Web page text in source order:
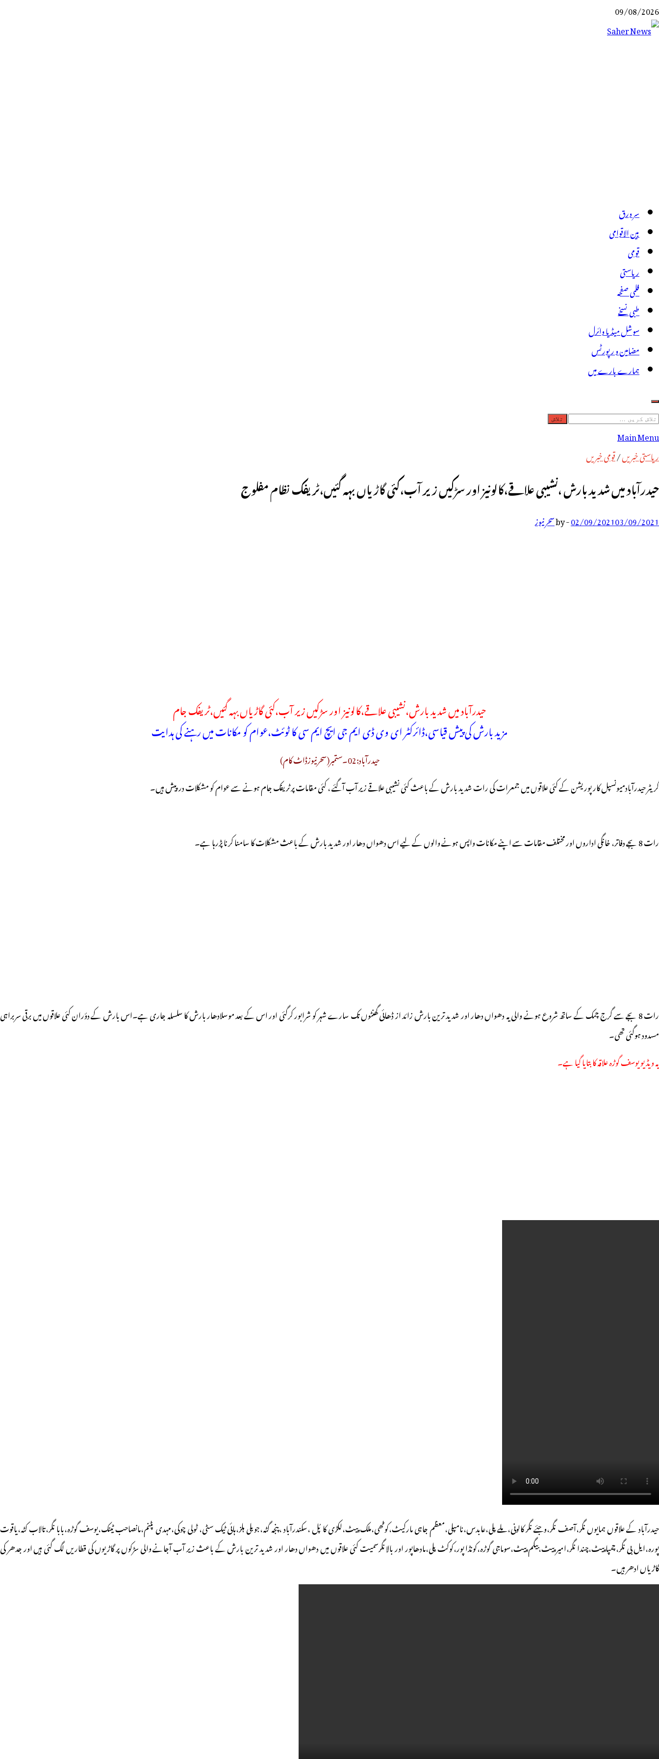
Skip
to
09/08/2026
سر ورق
بین الاقوامی
قومی
ریاستی
فلمی صفحہ
طبی نسخے
سوشل میڈیا وائرل
مضامین و رپورٹس
ہمارے بارے میں
تلاش
کریں
برائے:
Main Menu
ریاستی خبریں/قومی خبریں
حیدرآباد میں شدید بارش ،نشیبی علاقے،کالونیز اور سڑکیں زیر آب،کئی گاڑیاں بہہ گئیں،ٹریفک نظام مفلوج
02/09/202103/09/2021
-
byسحر نیوز
حیدرآباد میں شدید بارش،نشیبی علاقے،کالونیز اور سڑکیں زیر آب،کئی گاڑیاں بہہ گئیں،ٹریفک جام
مزید بارش کی پیش قیاسی،ڈائرکٹر ای وی ڈی ایم جی ایچ ایم سی کا ٹوئٹ،عوام کو مکانات میں رہنے کی ہدایت
حیدرآباد:02۔ستمبر(سحرنیوزڈاٹ کام)
گریٹر حیدرآبادمیونسپل کارپوریشن کے کئی علاقوں میں جمعرات کی رات شدید بارش کے باعث کئی نشیبی علاقے زیر آب آگئے ، کئی مقامات پر ٹریفک جام ہونے سے عوام کو مشکلات درپیش ہیں۔
رات 8 بجے دفاتر، خانگی اداروں اور مختلف مقامات سے اپنے مکانات واپس ہونے والوں کے لیے اس دھواں دھار اور شدید بارش کے باعث مشکلات کا سامنا کرنا پڑرہا ہے۔
رات 8 بجے سے گرج چمک کے ساتھ شروع ہونے والی یہ دھواں دھار اور شدید ترین بارش زائد از ڈھائی گھنٹوں تک سارے شہر کو شرابور کرگئی اور اس کے بعد موسلادھار بارش کا سلسلہ جاری ہے۔اس بارش کے دؤران کئی علاقوں میں برقی سربراہی
مسدود ہوگئی تھی۔
یہ ویڈیو یوسف گوڑہ علاقہ کا بتایا گیا ہے۔
حیدرآباد کے علاقوں ہمایوں نگر،آصف نگر،وجئے نگر کالونی،ملے پلی،عابدس،نامپلی،معظم جاہی مارکیٹ،کوٹھی،ملک پیٹ،لکڑی کا پُل ،سکندرآباد ،پنجہ گٹہ،جوبلی ہلز،ہائی ٹیک سٹی، ٹولی چوکی،مہدی پٹنم،مانصاحب ٹینک،یوسف گوڑہ،بابا نگر،تالاب کٹہ،یاقوت
پورہ،ایل بی نگر،چمپا پیٹ،چندا نگر،امیر پیٹ،بیگم پیٹ،سوماجی گوڑہ،کونڈا پور،کوکٹ پلی،مادھاپور اور بالا نگرسمیت کئی علاقوں میں دھواں دھار اور شدید ترین بارش کے باعث زیر آب آجانے والی سڑکوں پر گاڑیوں کی قطاریں لگ گئی ہیں اور جدھر کی
گاڑیاں ادھر ہیں۔